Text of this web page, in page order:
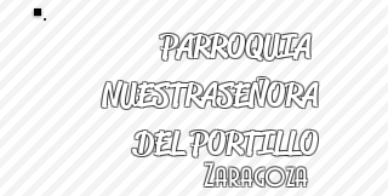
PARROQUIA
NUESTRASEÑORA
DEL PORTILLO
Zaragoza